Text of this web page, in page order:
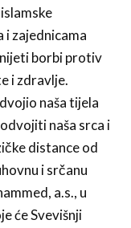
i zajednicama
borbi protiv
i zdravlje.
naša tijela
naša srca i
distance od
i srčanu
a.s., u
će Svevišnji